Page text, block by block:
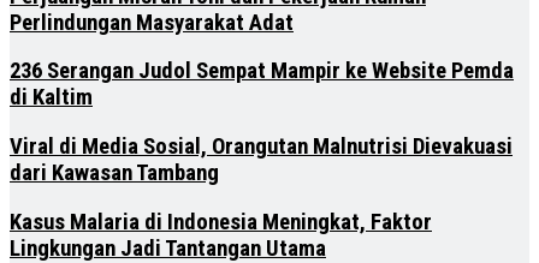
Perlindungan Masyarakat Adat
236 Serangan Judol Sempat Mampir ke Website Pemda
di Kaltim
Viral di Media Sosial, Orangutan Malnutrisi Dievakuasi
dari Kawasan Tambang
Kasus Malaria di Indonesia Meningkat, Faktor
Lingkungan Jadi Tantangan Utama